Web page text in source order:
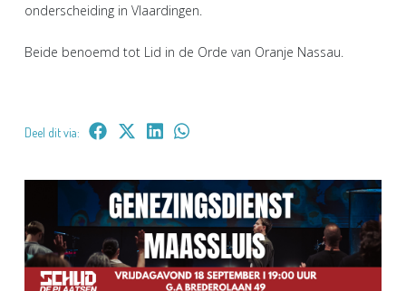
onderscheiding in Vlaardingen.
Beide benoemd tot Lid in de Orde van Oranje Nassau.
Deel dit via: